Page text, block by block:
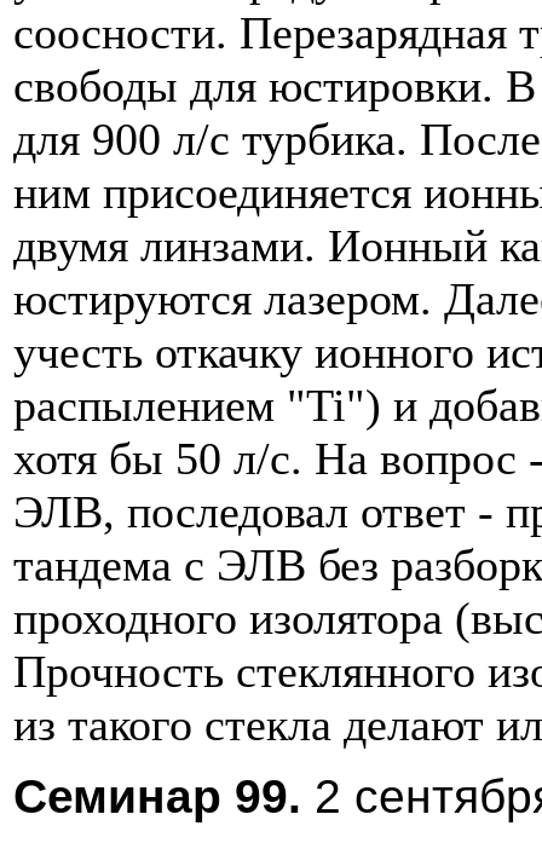
соосности. Перезарядная
свободы для юстировки.
для 900 л/с турбика.
ним присоединяется
двумя линзами. Ионный
юстируются лазером.
учесть откачку ионного
распылением "Ti") и
хотя бы 50 л/с. На вопрос
ЭЛВ, последовал ответ -
тандема с ЭЛВ без
проходного изолятора
Прочность стеклянного
из такого стекла делают
Cеминар 99. 2